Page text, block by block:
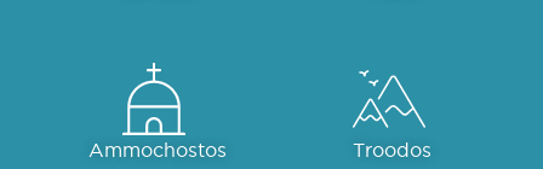
Ammochostos Troodos